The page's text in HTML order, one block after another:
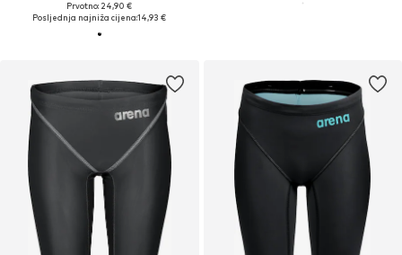
Prvotno: 24,90 €
Posljednja najniža cijena:14,93 €